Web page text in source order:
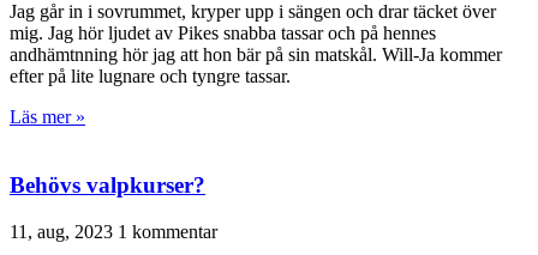
Jag går in i sovrummet, kryper upp i sängen och drar täcket över
mig. Jag hör ljudet av Pikes snabba tassar och på hennes
andhämtnning hör jag att hon bär på sin matskål. Will-Ja kommer
efter på lite lugnare och tyngre tassar.
Läs mer »
Behövs valpkurser?
11, aug, 2023 1 kommentar